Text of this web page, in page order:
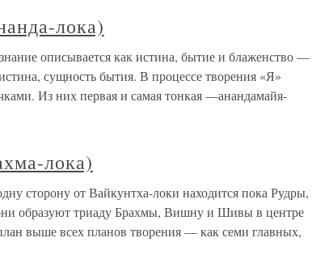
лока)
описывается как истина, бытие и блаженство —
сущность бытия. В процессе творения «Я»
Из них первая и самая тонкая —анандамайя-
лока)
сторону от Вайкунтха-локи находится пока Рудры,
образуют триаду Брахмы, Вишну и Шивы в центре
выше всех планов творения — как семи главных,